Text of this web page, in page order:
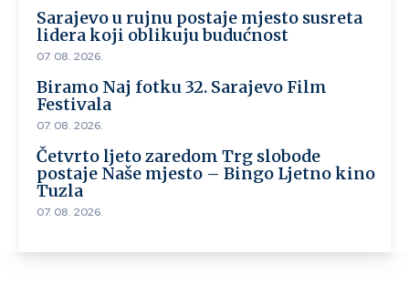
Sarajevo u rujnu postaje mjesto susreta
lidera koji oblikuju budućnost
07. 08. 2026.
Biramo Naj fotku 32. Sarajevo Film
Festivala
07. 08. 2026.
Četvrto ljeto zaredom Trg slobode
postaje Naše mjesto – Bingo Ljetno kino
Tuzla
07. 08. 2026.